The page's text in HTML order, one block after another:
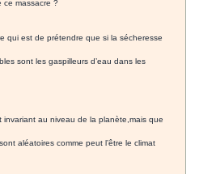
ce massacre ?
qui est de prétendre que si la sécheresse
sont les gaspilleurs d’eau dans les
invariant au niveau de la planète,mais que
aléatoires comme peut l’être le climat